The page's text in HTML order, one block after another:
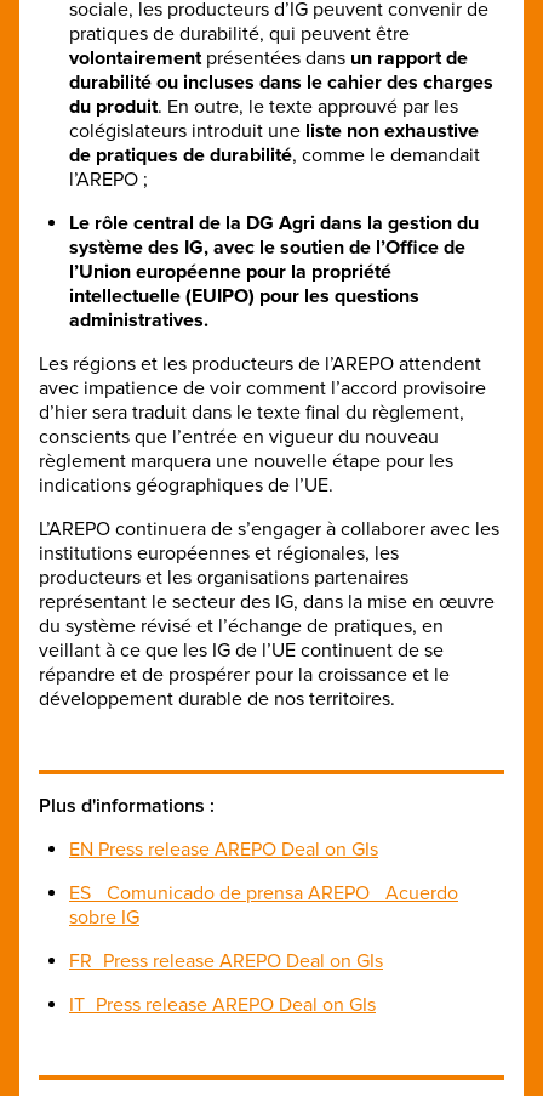
sociale, les producteurs d’IG peuvent convenir de
pratiques de durabilité, qui peuvent être
volontairement présentées dans un rapport de
durabilité ou incluses dans le cahier des charges
du produit. En outre, le texte approuvé par les
colégislateurs introduit une liste non exhaustive
de pratiques de durabilité, comme le demandait
l’AREPO ;
Le rôle central de la DG Agri dans la gestion du
système des IG, avec le soutien de l’Office de
l’Union européenne pour la propriété
intellectuelle (EUIPO) pour les questions
administratives.
Les régions et les producteurs de l’AREPO attendent
avec impatience de voir comment l’accord provisoire
d’hier sera traduit dans le texte final du règlement,
conscients que l’entrée en vigueur du nouveau
règlement marquera une nouvelle étape pour les
indications géographiques de l’UE.
L’AREPO continuera de s’engager à collaborer avec les
institutions européennes et régionales, les
producteurs et les organisations partenaires
représentant le secteur des IG, dans la mise en œuvre
du système révisé et l’échange de pratiques, en
veillant à ce que les IG de l’UE continuent de se
répandre et de prospérer pour la croissance et le
développement durable de nos territoires.
Plus d'informations :
EN Press release AREPO Deal on GIs
ES_ Comunicado de prensa AREPO_ Acuerdo
sobre IG
FR_Press release AREPO Deal on GIs
IT_Press release AREPO Deal on GIs